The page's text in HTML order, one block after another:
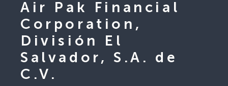
Air Pak Financial
Corporation,
División El
Salvador, S.A. de
C.V.